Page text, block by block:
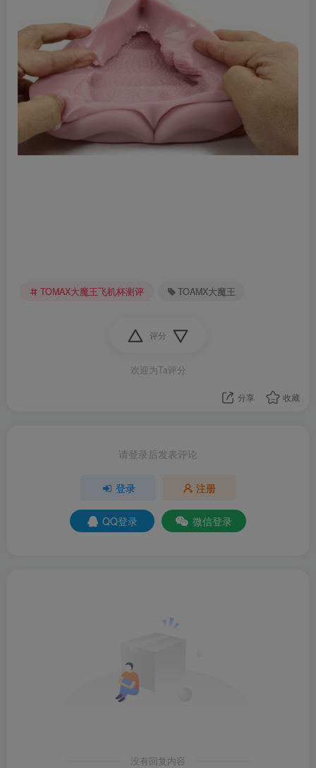
TOMAX大魔王飞机杯测评 TOAMX大魔王
评分
欢迎为Ta评分
分享 收藏
请登录后发表评论
登录 注册
QQ登录 微信登录
没有回复内容